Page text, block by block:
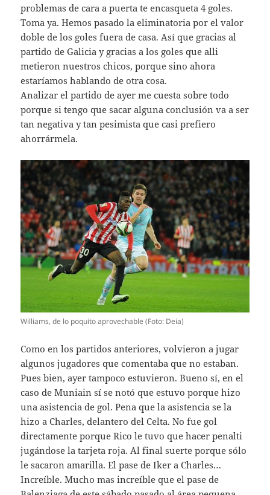
problemas de cara a puerta te encasqueta 4 goles.
Toma ya. Hemos pasado la eliminatoria por el valor
doble de los goles fuera de casa. Así que gracias al
partido de Galicia y gracias a los goles que alli
metieron nuestros chicos, porque sino ahora
estaríamos hablando de otra cosa.
Analizar el partido de ayer me cuesta sobre todo
porque si tengo que sacar alguna conclusión va a ser
tan negativa y tan pesimista que casi prefiero
ahorrármela.
Williams, de lo poquito aprovechable (Foto: Deia)
Como en los partidos anteriores, volvieron a jugar
algunos jugadores que comentaba que no estaban.
Pues bien, ayer tampoco estuvieron. Bueno sí, en el
caso de Muniain sí se notó que estuvo porque hizo
una asistencia de gol. Pena que la asistencia se la
hizo a Charles, delantero del Celta. No fue gol
directamente porque Rico le tuvo que hacer penalti
jugándose la tarjeta roja. Al final suerte porque sólo
le sacaron amarilla. El pase de Iker a Charles…
Increíble. Mucho mas increíble que el pase de